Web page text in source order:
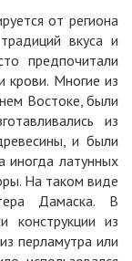
от региона
вкуса и
предпочитали
крови. Многие из
Востоке, были
из
и были
иногда латунных
На таком виде
Дамаска. В
конструкции из
перламутра или